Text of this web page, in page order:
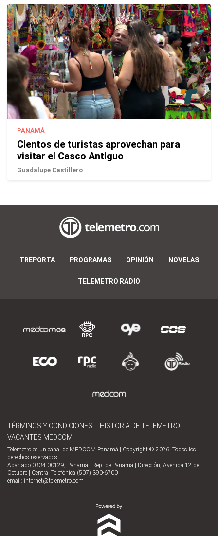
PANAMÁ
Cientos de turistas aprovechan para
visitar el Casco Antiguo
Guadalupe Castillero
TREPORTA PROGRAMAS OPINIÓN NOVELAS
TELEMETRO RADIO
TÉRMINOS Y CONDICIONES
HISTORIA DE TELEMETRO
VACANTES MEDCOM
Telemetro es un canal de MEDCOM Panamá | Copyright © 2026. Todos los
derechos reservados.
Apartado 0834-00129, Panamá - Rep. de Panamá | Dirección, Avenida 12 de
Octubre | Central Telefónica (507) 390-6700
email: internet@telemetro.com